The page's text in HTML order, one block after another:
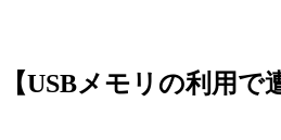
【USBメモリの利用で